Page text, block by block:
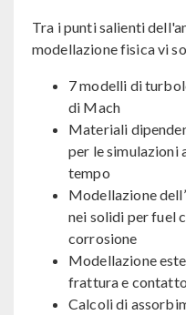
Tra i punti salienti
modellazione fisica vi
7 modelli di
di Mach
Materiali
per le simulazioni
tempo
Modellazione
nei solidi per fuel
corrosione
Modellazione
frattura e contatto
Calcoli di